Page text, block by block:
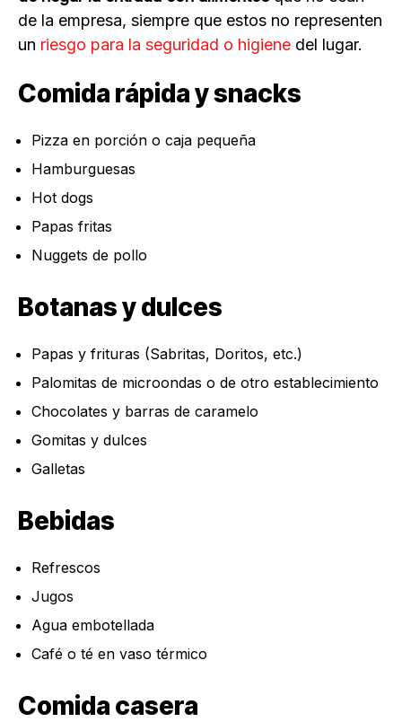
de la empresa, siempre que estos no representen
un riesgo para la seguridad o higiene del lugar.
Comida rápida y snacks
Pizza en porción o caja pequeña
Hamburguesas
Hot dogs
Papas fritas
Nuggets de pollo
Botanas y dulces
Papas y frituras (Sabritas, Doritos, etc.)
Palomitas de microondas o de otro establecimiento
Chocolates y barras de caramelo
Gomitas y dulces
Galletas
Bebidas
Refrescos
Jugos
Agua embotellada
Café o té en vaso térmico
Comida casera